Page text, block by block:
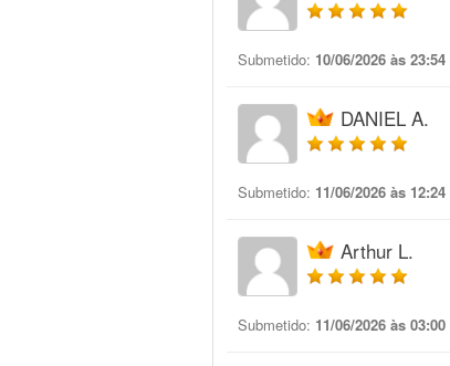
Submetido: 10/06/2026 às 23:54
DANIEL A.
Submetido: 11/06/2026 às 12:24
Arthur L.
Submetido: 11/06/2026 às 03:00